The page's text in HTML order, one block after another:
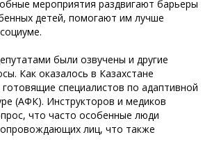
мероприятия раздвигают барьеры
детей, помогают им лучше
были озвучены и другие
Как оказалось в Казахстане
специалистов по адаптивной
(АФК). Инструкторов и медиков
что часто особенные люди
лиц, что также